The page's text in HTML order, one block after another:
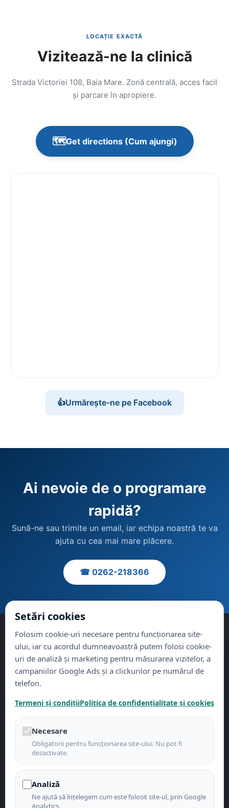
LOCAȚIE EXACTĂ
Vizitează-ne la clinică
Strada Victoriei 108, Baia Mare. Zonă centrală, acces facil
și parcare în apropiere.
🗺️Get directions (Cum ajungi)
👍Urmărește-ne pe Facebook
Ai nevoie de o programare
rapidă?
Sună-ne sau trimite un email, iar echipa noastră te va
ajuta cu cea mai mare plăcere.
☎ 0262-218366
Clinica Starclinic Baia Mare
De peste 15 ani, dedicați sănătății tale. Servicii medicale
complete în Baia Mare și zona Maramureș, la cele mai înalte
standarde de calitate.
📞0262-218366
Str. Victoriei 108, Baia Mare
SPECIALITĂȚI
Toate specialitățile
ORL
Setări cookies
Folosim cookie-uri necesare pentru funcționarea site-
ului, iar cu acordul dumneavoastră putem folosi cookie-
uri de analiză și marketing pentru măsurarea vizitelor, a
campaniilor Google Ads și a clickurilor pe numărul de
telefon.
Termeni și condițiiPolitica de confidențialitate și cookies
Necesare
Obligatorii pentru funcționarea site-ului. Nu pot fi
dezactivate.
Analiză
Ne ajută să înțelegem cum este folosit site-ul, prin Google
Analytics.